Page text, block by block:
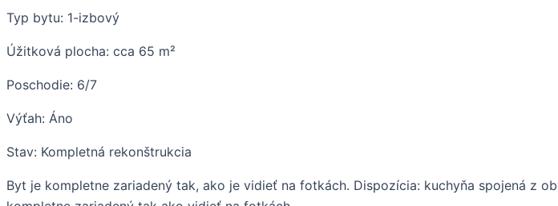
Typ bytu: 1-izbový
Úžitková plocha: cca 65 m²
Poschodie: 6/7
Výťah: Áno
Stav: Kompletná rekonštrukcia
Byt je kompletne zariadený tak, ako je vidieť na fotkách. Dispozícia: kuchyňa spojená z